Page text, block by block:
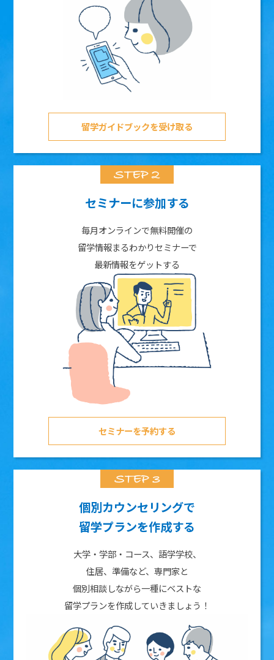
留学ガイドブックを受け取る
セミナーに参加する
毎月オンラインで無料開催の
留学情報まるわかりセミナーで
最新情報をゲットする
セミナーを予約する
個別カウンセリングで
留学プランを作成する
大学・学部・コース、語学学校、
住居、準備など、専門家と
個別相談しながら一種にベストな
留学プランを作成していきましょう！